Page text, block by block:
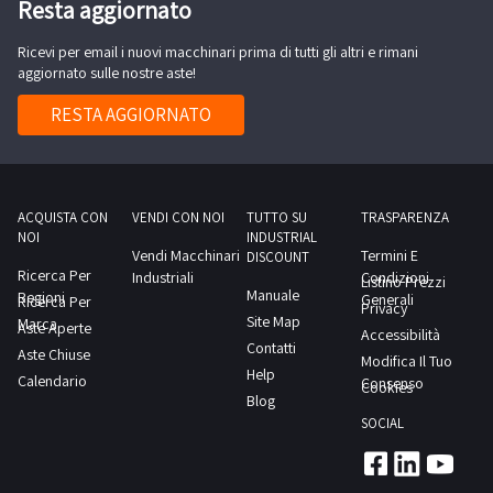
elettriche.Il
bene
si
trova
a
(TO)
I
beni
massima
prevista
per
lo
svolgimento
dal
giorno
saldatura
modulo
2-
saldatrice
presente.NOTE
PER
RITIRO:-
Elba
SA
90
modulo
1
PBI
impianto
salda
Resta aggiornato
Ricevi per email i nuovi macchinari prima di tutti gli altri e rimani
aggiornato sulle nostre aste!
RESTA AGGIORNATO
ACQUISTA CON
NOI
Ricerca Per
Regioni
Ricerca Per
Marca
Aste Aperte
Aste Chiuse
Calendario
VENDI CON NOI
Vendi Macchinari
Industriali
TUTTO SU
INDUSTRIAL
DISCOUNT
Manuale
Site Map
Contatti
Help
Blog
TRASPARENZA
Termini E
Condizioni
Generali
Listino Prezzi
Privacy
Accessibilità
Modifica Il Tuo
Consenso
Cookies
SOCIAL